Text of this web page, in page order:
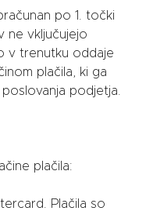
po 1. točki
ne vključujejo
v trenutku oddaje
plačila, ki ga
podjetja.
plačila:
Plačila so